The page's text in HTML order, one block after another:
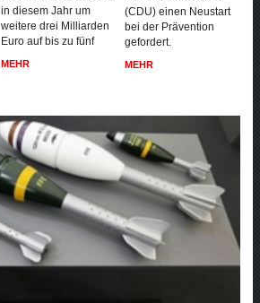
in diesem Jahr um
weitere drei Milliarden
Euro auf bis zu fünf
MEHR
(CDU) einen Neustart
bei der Prävention
gefordert.
MEHR